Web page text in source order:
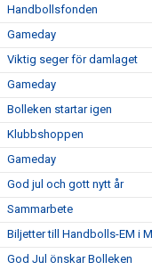
Handbollsfonden
Gameday
Viktig seger för damlaget
Gameday
Bolleken startar igen
Klubbshoppen
Gameday
God jul och gott nytt år
Sammarbete
Biljetter till Handbolls-EM i
God Jul önskar Bolleken